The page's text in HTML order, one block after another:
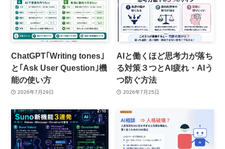
ChatGPT｢Writing tones｣
と｢Ask User Question｣機
能の使い方
2026年7月29日
AIと働くほど思考力が落ち
る対策３つとAI疲れ・AIう
つ防ぐ方法
2026年7月25日